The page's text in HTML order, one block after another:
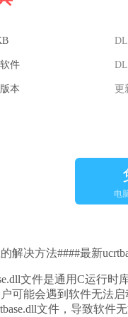
件
本 更
电
解决方法####最新
文件是通用C运行
户可能会遇到软件无法
文件，导致软件